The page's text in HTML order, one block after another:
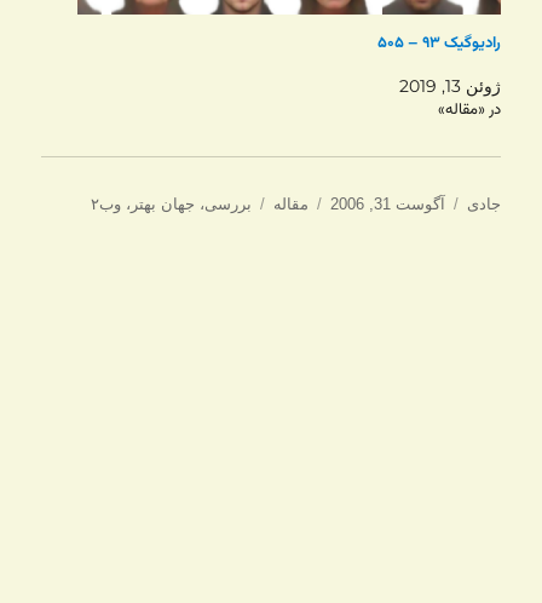
رادیوگیک ۹۳ – ۵۰۵
ژوئن 13, 2019
در «مقاله»
نویسنده
جادی
ارسال
آگوست 31, 2006 دسته‌ها
مقاله برچسب‌ها
بررسی، جهان بهتر ،وب۲